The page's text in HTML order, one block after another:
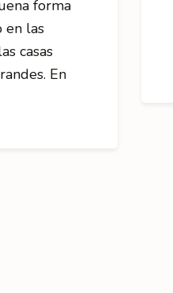
forma
en las
casas
En